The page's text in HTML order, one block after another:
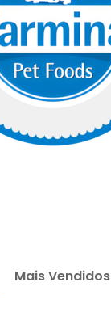
Mais Vendidos